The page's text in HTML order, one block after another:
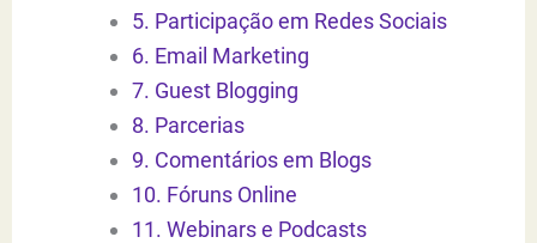
5. Participação em Redes Sociais
6. Email Marketing
7. Guest Blogging
8. Parcerias
9. Comentários em Blogs
10. Fóruns Online
11. Webinars e Podcasts